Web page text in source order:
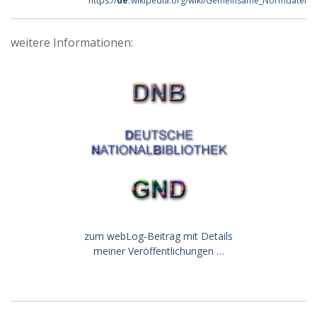
weitere Informationen:
zum webLog-Beitrag mit Details
meiner Veröffentlichungen …